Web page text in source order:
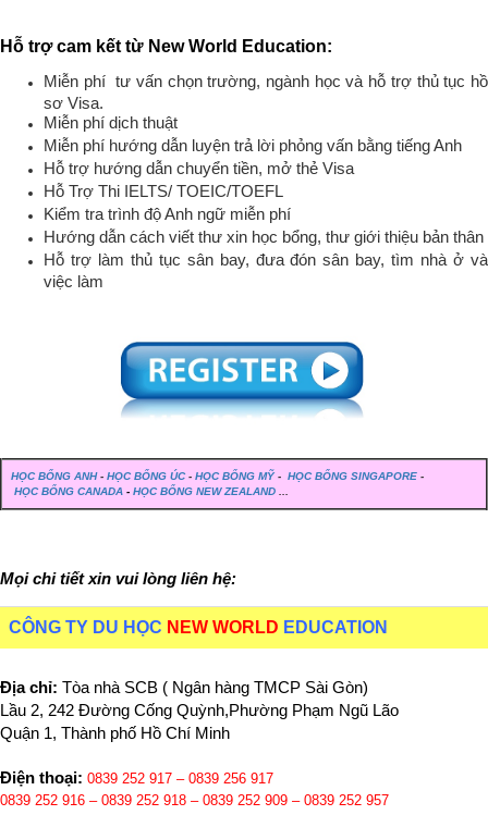
Hỗ trợ cam kết từ New World Education:
Miễn phí tư vấn chọn trường, ngành học và hỗ trợ thủ tục hồ
sơ Visa.
Miễn phí dịch thuật
Miễn phí hướng dẫn luyện trả lời phỏng vấn bằng tiếng Anh
Hỗ trợ hướng dẫn chuyển tiền, mở thẻ Visa
Hỗ Trợ Thi IELTS/ TOEIC/TOEFL
Kiểm tra trình độ Anh ngữ miễn phí
Hướng dẫn cách viết thư xin học bổng, thư giới thiệu bản thân
Hỗ trợ làm thủ tục sân bay, đưa đón sân bay, tìm nhà ở và
việc làm
HỌC BỔNG ANH- HỌC BỔNG ÚC- HỌC BỔNG MỸ - HỌC BỔNG SINGAPORE -
HỌC BỔNG CANADA - HỌC BỔNG NEW ZEALAND
Mọi chi tiết xin vui lòng liên hệ:
CÔNG TY DU HỌC NEW WORLD EDUCATION
Địa chỉ: Tòa nhà SCB ( Ngân hàng TMCP Sài Gòn)
Lầu 2, 242 Đường Cống Quỳnh,Phường Phạm Ngũ Lão
Quận 1, Thành phố Hồ Chí Minh
Điện thoại: 0839 252 917 – 0839 256 917
0839 252 916 – 0839 252 918 – 0839 252 909 –0839 252 957